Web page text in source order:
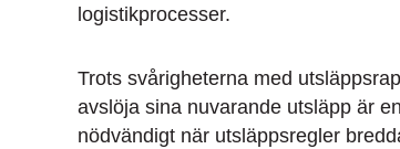
logistikprocesser.
Trots svårigheterna med
avslöja sina nuvarande utsläpp är
nödvändigt när utsläppsregler